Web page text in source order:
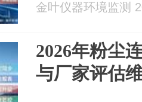
金叶仪器环境监测
2026年粉尘
与厂家评估